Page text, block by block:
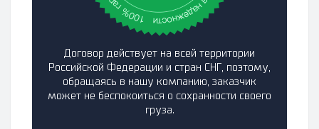
Договор действует на всей территории
Российской Федерации и стран СНГ, поэтому,
обращаясь в нашу компанию, заказчик
может не беспокоиться о сохранности своего
груза.